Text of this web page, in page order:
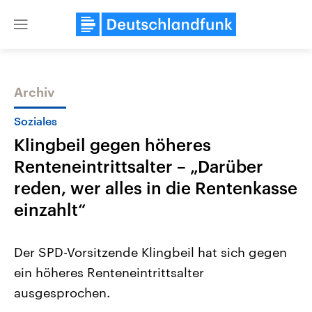
Close
Themen
2026
Alle Informationen
Sachsen-Anhalt wählt am 6.
September 2026 einen neuen
Landtag. Seit 2021 wird das
Aktuelle Beiträge,
Wirtschaftlich und
Archiv
Soziales
Klingbeil gegen höheres
Renteneintrittsalter – „Darüber
reden, wer alles in die Rentenkasse
einzahlt“
Der SPD-Vorsitzende Klingbeil hat sich gegen
ein höheres Renteneintrittsalter
ausgesprochen.